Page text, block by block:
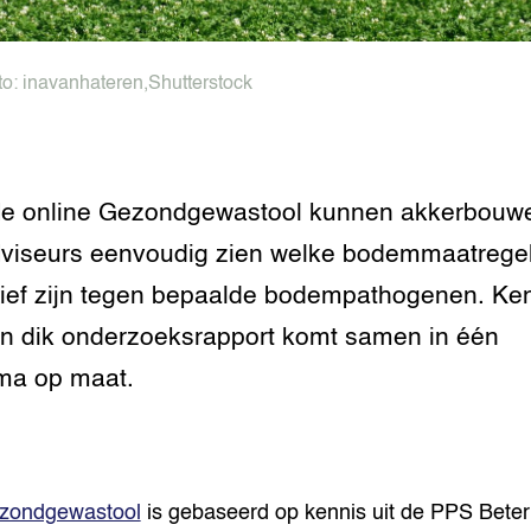
Aanpakken
en
exoten
genetische
inavanhateren,Shutterstock
online Gezondgewastool kunnen
eenvoudig zien welke
zijn tegen bepaalde bodempathogenen.
dik onderzoeksrapport komt samen in één
op maat.
is gebaseerd op kennis uit de PPS Beter